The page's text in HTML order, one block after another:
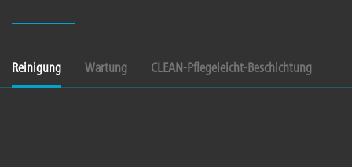
Reinigung Wartung CLEAN-Pflegeleicht-Beschichtung